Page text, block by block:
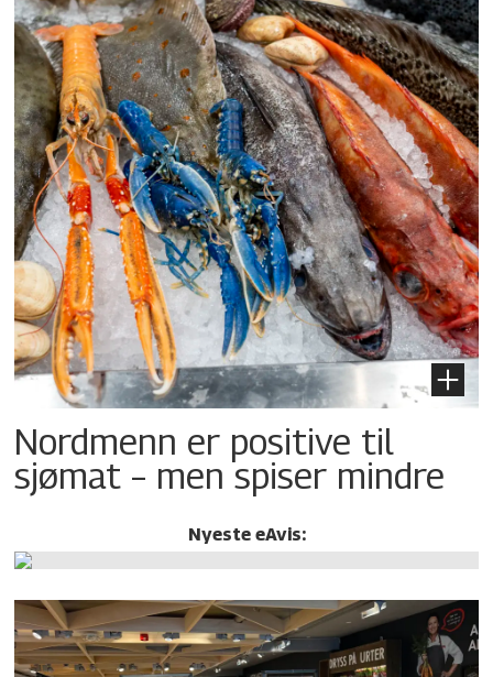
Nordmenn er positive til
sjømat – men spiser mindre
Nyeste eAvis: